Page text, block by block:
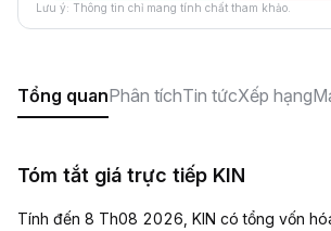
Lưu ý: Thông tin chỉ mang tính chất tham khảo.
Tổng quanPhân tíchTin tứcXếp hạng
Tóm tắt giá trực tiếp KIN
Tính đến 8 Th08 2026, KIN có tổng vốn